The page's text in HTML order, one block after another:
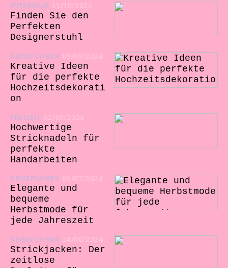
INTERIEUR 31/10/2024
Finden Sie den
Perfekten
Designerstuhl
REISEFÜHRER 09/09/2024
Kreative Ideen
für die perfekte
Hochzeitsdekorati
on
FREIZEIT 02/09/2024
Hochwertige
Stricknadeln für
perfekte
Handarbeiten
REISEFÜHRER 09/07/2024
Elegante und
bequeme
Herbstmode für
jede Jahreszeit
REISEFÜHRER 24/06/2024
Strickjacken: Der
zeitlose